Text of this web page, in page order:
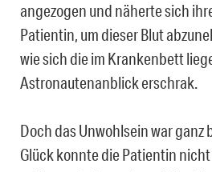
angezogen und näherte sich
Patientin, um dieser Blut
wie sich die im Krankenbett
Astronautenanblick erschrak.
Doch das Unwohlsein war ganz
Glück konnte die Patientin